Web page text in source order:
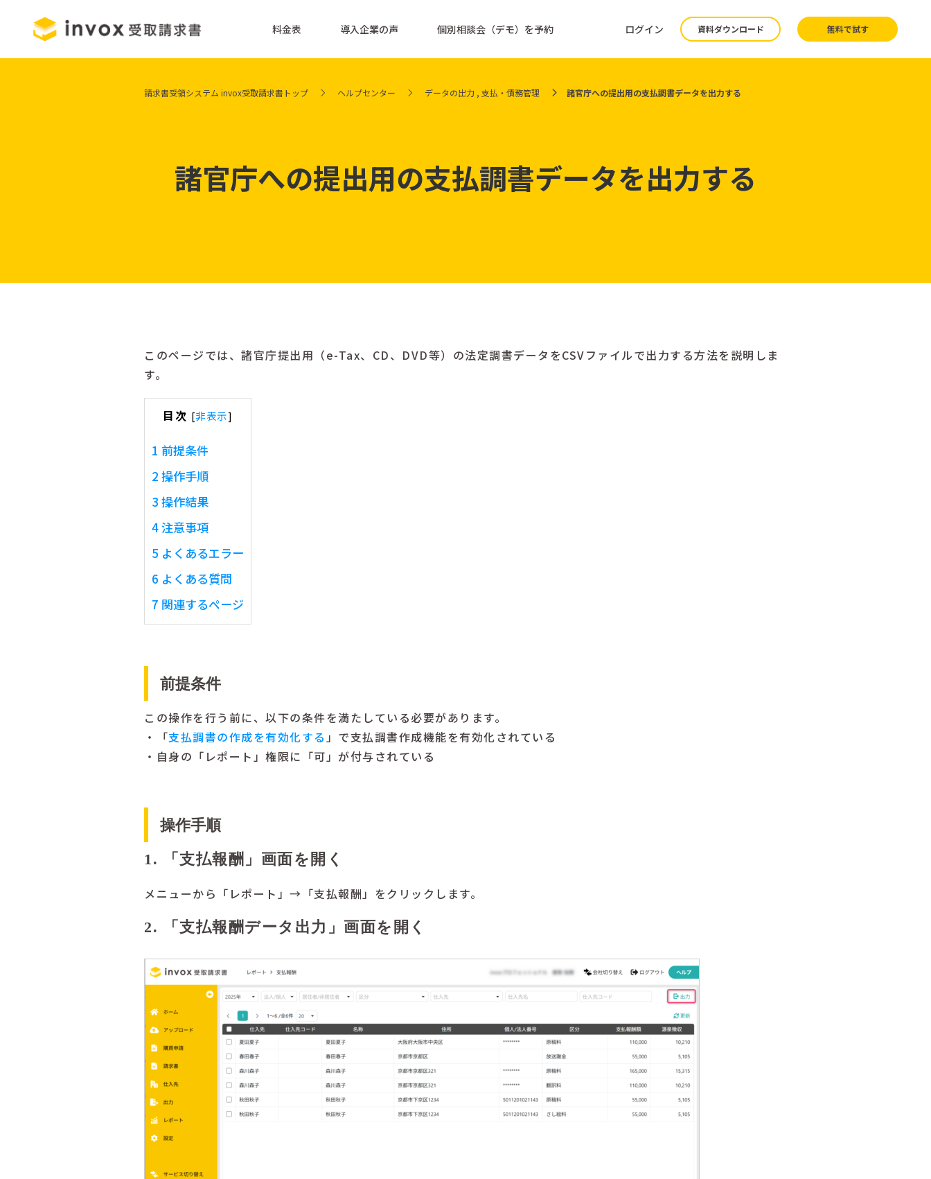
料金表 導入企業の声 個別相談会（デモ）を予約 ログイン 資料ダウンロード 無料で試す
諸官庁への提出用の支払調書データを出力する
請求書受領システム invox受取請求書トップ ヘルプセンター データの出力 , 支払・債務管理 諸官庁への提出用の支払調書データを出力する
このページでは、諸官庁提出用（e-Tax、CD、DVD等）の法定調書データをCSVファイルで出力する方法を説明しま
す。
目次 [非表示]
1 前提条件
2 操作手順
3 操作結果
4注意事項
5 よくあるエラー
6 よくある質問
7 関連するページ
前提条件
この操作を行う前に、以下の条件を満たしている必要があります。
・「支払調書の作成を有効化する」で支払調書作成機能を有効化されている
・自身の「レポート」権限に「可」が付与されている
操作手順
1. 「支払報酬」画面を開く
メニューから「レポート」→「支払報酬」をクリックします。
2. 「支払報酬データ出力」画面を開く